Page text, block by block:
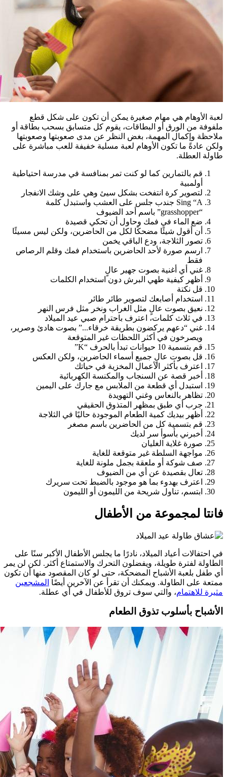
لعبة الأوهام هي مهام صغيرة يمكن أن تكون على شكل قطع
ملفوفة من الورق أو البطاقات، يقوم كل متسابق بسحب بطاقة أو
ملاحظة وإكمال المهمة، بغض النظر عن مدى صعوبتها وصعوبتها
ولكن عادةً ما تكون الأوهام لعبة مسلية خفيفة للعب مباشرة على
طاولة العطلة.
قم بالتمارين كما لو كنت تمر بمنافسة في مدرسة احتياطية
أولمبية
لتصوير كرة انتفخت بشكل سيئ وهي على وشك الانفجار
Sing “A جندب جلس على العشب واستبدل كلمة
“grasshopper” باسم أحد الضيوف
ضع الماء في فمك وحاول أن تحكي قصيدة
أن أقول شيئًا مضحكًا لكل من الحاضرين، ولكن ليس مسيئًا
تصور الثلاجة، ودع الباقي يخمن
ارسم صورة لأحد الحاضرين باستخدام فمك وقلم الرصاص
فقط
غني أي أغنية بصوت جهير عالٍ
أظهر كيفية طهي البرش دون استخدام الكلمات
قل نكتة
استخدام أصابعك لتصوير طائر طائر
نعيق بصوت عالٍ مثل الغراب ونخر مثل فرس النهر
في ثلاث كلمات، اعترف باحترام صبي عيد الميلاد
غني “دعهم يركضون بطريقة خرقاء...” بصوت هادئ وصرير،
ويصرخون في أكثر اللحظات غير المتوقعة
قم بتسمية 10 حيوانات تبدأ بالحرف “K”
قل بصوت عالٍ جميع أسماء الحاضرين، ولكن العكس
اعترف بأكثر الأعمال المخزية في حياتك
أخبر قصة عن السنجاب والمكنسة الكهربائية
استبدل أي قطعة من الملابس مع جارك على اليمين
تظاهر بالنعاس وغني التهويدة
جرب أي طبق بمظهر المتذوق الحقيقي
أظهر بيديك كمية الطعام الموجودة حاليًا في الثلاجة
قم بتسمية كل من الحاضرين باسم مصغر
أخبرني بأسوأ سر لديك
صورة غلاية الغليان
مواجهة السلطة غير متوقعة للغاية
صف شوكة أو ملعقة بجمل ملونة للغاية
تعال بقصيدة عن أي من الضيوف
اعترف بهدوء بما هو موجود بالضبط تحت سريرك
ابتسم، تناول شريحة من الليمون أو الليمون
فانتا لمجموعة من الأطفال
في احتفالات أعياد الميلاد، نادرًا ما يجلس الأطفال الأكبر سنًا على
الطاولة لفترة طويلة، ويفضلون التحرك والاستمتاع أكثر. لكن لن يمر
أي طفل بلعبة الأشباح المضحكة، حتى لو كان المقصود منها أن تكون
ممتعة على الطاولة. ويمكنك أن تقرأ عن الآخرين أيضًا المشجعين
مثيرة للاهتمام، والتي سوف تروق للأطفال في أي عطلة.
الأشباح بأسلوب تذوق الطعام